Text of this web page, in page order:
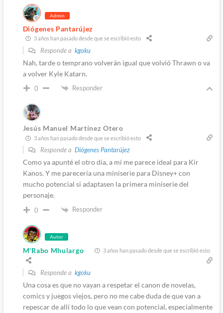
Admin
Diógenes Pantarújez
3 años han pasado desde que se escribió esto
Responde a kgoku
Nah, tarde o temprano volverán igual que volvió Thrawn o va
a volver Kyle Katarn.
0 Responder
Jesús Manuel Martínez Otero
3 años han pasado desde que se escribió esto
Responde a Diógenes Pantarújez
Como ya apunté el otro día, a mí me parece ideal para Kir
Kanos. Y me parecería una miniserie para Disney+ con
mucho potencial si adaptasen la primera miniserie del
personaje.
0 Responder
Autor
M'Rabo Mhulargo 3 años han pasado desde que se escribió esto
Responde a kgoku
Una cosa es que no vayan a respetar el canon de novelas,
comics y juegos viejos, pero no me cabe duda de que van a
repescar de allí todo lo que vean con potencial, especialmente